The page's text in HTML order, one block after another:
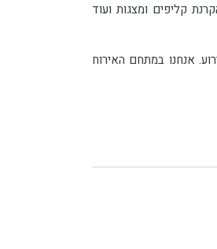
האירוח המרכזי של המקום תוכלו ליהנות מכל אמצעי ההפקה הכי מתקדמים שיש הכוללים בין היתר: עיצוב שולחנות, רחבת ריקודים, מערכות וידאו ואודיו להקרנת קליפים ומצגות ועוד
שוקולד מתוקות מהחיים לכל משתתפי האירוע. אנחנו במתחם האירוח